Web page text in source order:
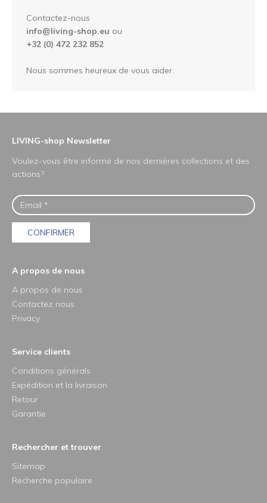
Contactez-nous
info@living-shop.eu ou
+32 (0) 472 232 852
Nous sommes heureux de vous aider.
LIVING-shop Newsletter
Voulez-vous être informé de nos dernières collections et des
actions?
CONFIRMER
A propos de nous
A propos de nous
Contactez nous
Privacy
Service clients
Conditions générals
Expédition et la livraison
Retour
Garantie
Rechercher et trouver
Sitemap
Recherche populaire